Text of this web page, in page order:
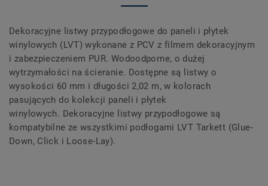
Dekoracyjne listwy przypodłogowe do paneli i płytek
winylowych (LVT) wykonane z PCV z filmem dekoracyjnym
i zabezpieczeniem PUR. Wodoodporne, o dużej
wytrzymałości na ścieranie. Dostępne są listwy o
wysokości 60 mm i długości 2,02 m, w kolorach
pasujących do kolekcji paneli i płytek
winylowych. Dekoracyjne listwy przypodłogowe są
kompatybilne ze wszystkimi podłogami LVT Tarkett (Glue-
Down, Click i Loose-Lay).